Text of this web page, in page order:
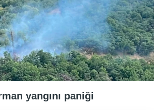
yangını paniği